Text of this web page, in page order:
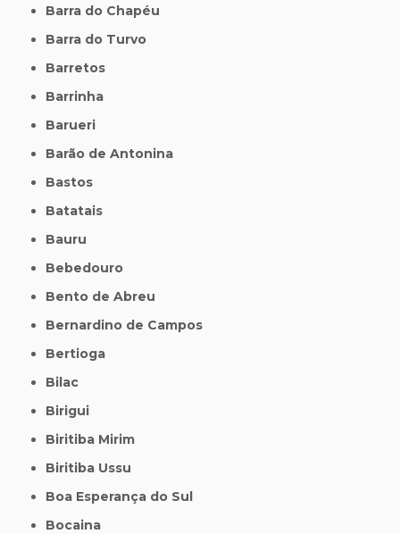
Barra do Chapéu
Barra do Turvo
Barretos
Barrinha
Barueri
Barão de Antonina
Bastos
Batatais
Bauru
Bebedouro
Bento de Abreu
Bernardino de Campos
Bertioga
Bilac
Birigui
Biritiba Mirim
Biritiba Ussu
Boa Esperança do Sul
Bocaina